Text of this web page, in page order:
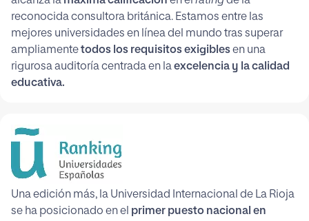
reconocida consultora británica. Estamos entre las
mejores universidades en línea del mundo tras superar
ampliamentetodos los requisitos exigiblesen una
rigurosa auditoría centrada en laexcelencia y la calidad
educativa.
Una edición más, la Universidad Internacional de La Rioja
se ha posicionado en el primer puesto nacional en